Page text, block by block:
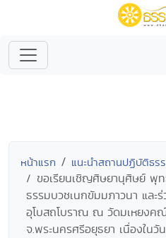
หน้าแรก แนะนำสถานปฏิบัติธร
ขอเรียนเชิญศิษยานุศิษย์ พุ
ธรรมบวชเนกขัมมภาวนา และ
อุโบสถโบราณ ณ วัดมเหยงค
จ.พระนครศรีอยุธยา เนื่องในวั